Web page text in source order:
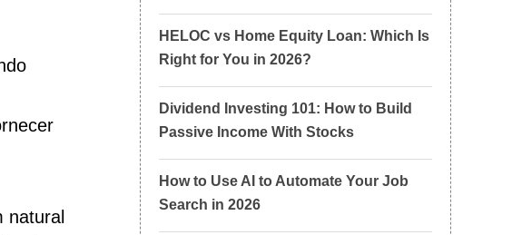
natural
HELOC vs Home Equity Loan: Which Is
Right for You in 2026?
Dividend Investing 101: How to Build
Passive Income With Stocks
How to Use AI to Automate Your Job
Search in 2026